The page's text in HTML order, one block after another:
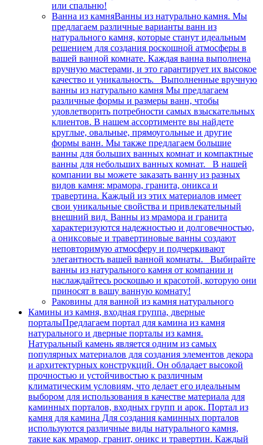
или спальню!
Ванна из камняВанны из натурально камня. Мы
предлагаем различные варианты ванн из
натурального камня, которые станут идеальным
решением для создания роскошной атмосферы в
вашей ванной комнате. Каждая ванна выполнена
вручную мастерами, и это гарантирует их высокое
качество и уникальность. Выполненные вручную
ванны из натурально камня Мы предлагаем
различные формы и размеры ванн, чтобы
удовлетворить потребности самых взыскательных
клиентов. В нашем ассортименте вы найдете
круглые, овальные, прямоугольные и другие
формы ванн. Мы также предлагаем большие
ванны для больших ванных комнат и компактные
ванны для небольших ванных комнат. В нашей
компании вы можете заказать ванну из разных
видов камня: мрамора, гранита, оникса и
травертина. Каждый из этих материалов имеет
свои уникальные свойства и привлекательный
внешний вид. Ванны из мрамора и гранита
характеризуются надежностью и долговечностью,
а ониксовые и травертиновые ванны создают
неповторимую атмосферу и подчеркивают
элегантность вашей ванной комнаты. Выбирайте
ванны из натурального камня от компании и
наслаждайтесь роскошью и красотой, которую они
приносят в вашу ванную комнату!
Раковины для ванной из камня натурального
Камины из камня, входная группа, дверные
порталыПредлагаем портал для камина из камня
натурального и дверные порталы из камня.
Натуральный камень является одним из самых
популярных материалов для создания элементов декора
и архитектурных конструкций. Он обладает высокой
прочностью и устойчивостью к различным
климатическим условиям, что делает его идеальным
выбором для использования в качестве материала для
каминных порталов, входных групп и арок. Портал из
камня для камина Для создания каминных порталов
используются различные виды натурального камня,
такие как мрамор, гранит, оникс и травертин. Каждый